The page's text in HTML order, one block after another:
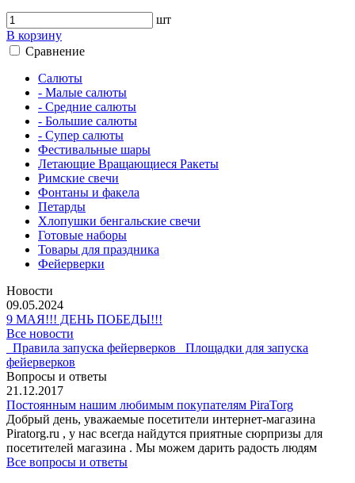
шт
В корзину
Сравнение
Салюты
- Малые салюты
- Средние салюты
- Большие салюты
- Супер салюты
Фестивальные шары
Летающие Вращающиеся Ракеты
Римские свечи
Фонтаны и факела
Петарды
Хлопушки бенгальские свечи
Готовые наборы
Товары для праздника
Фейерверки
Новости
09.05.2024
9 МАЯ!!! ДЕНЬ ПОБЕДЫ!!!
Все новости
Правила запуска фейерверков
Площадки для запуска
фейерверков
Вопросы и ответы
21.12.2017
Постоянным нашим любимым покупателям PiraTorg
Добрый день, уважаемые посетители интернет-магазина
Piratorg.ru , у нас всегда найдутся приятные сюрпризы для
посетителей магазина . Мы можем дарить радость людям
Все вопросы и ответы